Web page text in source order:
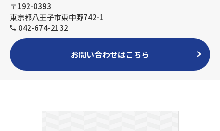
〒192-0393
東京都八王子市東中野742-1
042-674-2132
お問い合わせはこちら